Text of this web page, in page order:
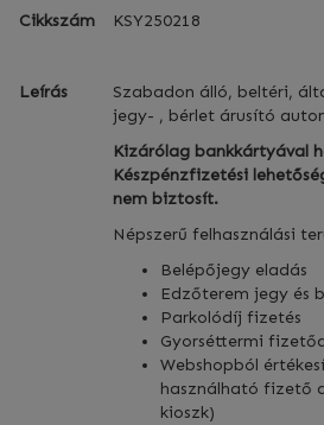
Cikkszám KSY250218
Leírás
Szabadon álló, beltéri,
jegy- , bérlet árusító
Kizárólag bankkártyával
Készpénzfizetési
nem biztosít.
Népszerű felhasználási
Belépőjegy eladás
Edzőterem jegy és
Parkolódíj fizetés
Gyorséttermi
Webshopból
használható fizető
kioszk)